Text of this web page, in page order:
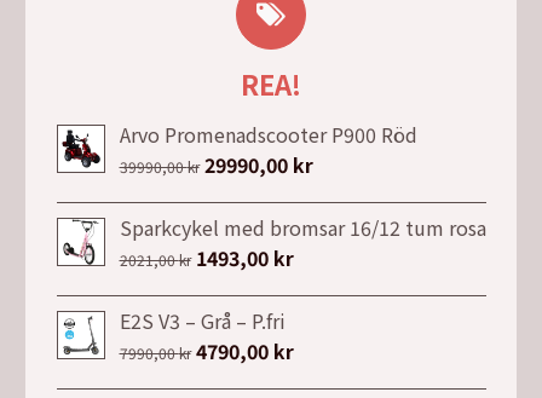
REA!
Arvo Promenadscooter P900 Röd
39990,00kr Det
ursprungliga
priset
var:
29990,00 krDet
nuvarande
priset
Sparkcykel med bromsar 16/12 tum rosa
2021,00kr Det
ursprungliga
priset
var:
1493,00 krDet
nuvarande
är:
E2S V3 – Grå – P.fri
7990,00kr Det
ursprungliga
4790,00 krDet
nuvarande